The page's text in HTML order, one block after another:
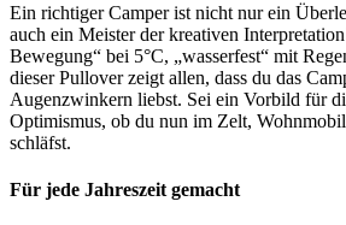
Ein richtiger Camper ist nicht nur ein
auch ein Meister der kreativen
Bewegung“ bei 5°C, „wasserfest“ mit
dieser Pullover zeigt allen, dass du das
Augenzwinkern liebst. Sei ein Vorbild für
Optimismus, ob du nun im Zelt,
schläfst.
Für jede Jahreszeit gemacht